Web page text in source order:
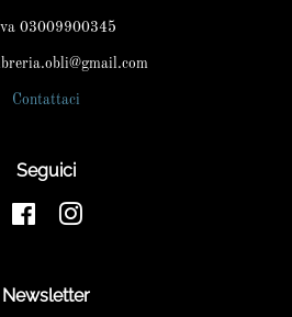
03009900345
Contattaci
Seguici
FacebookInstagram
Newsletter